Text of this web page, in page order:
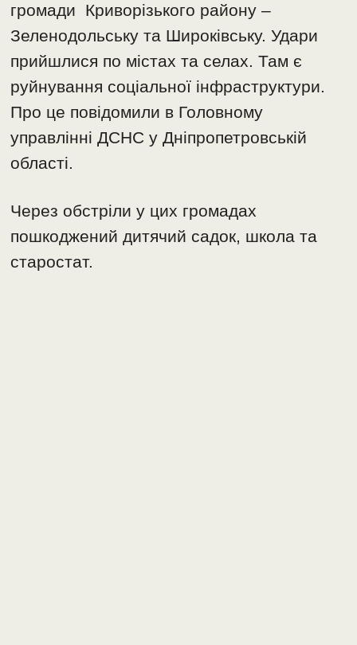
громади Криворізького району –
Зеленодольську та Широківську. Удари
прийшлися по містах та селах. Там є
руйнування соціальної інфраструктури.
Про це повідомили в Головному
управлінні ДСНС у Дніпропетровській
області.
Через обстріли у цих громадах
пошкоджений дитячий садок, школа та
старостат.